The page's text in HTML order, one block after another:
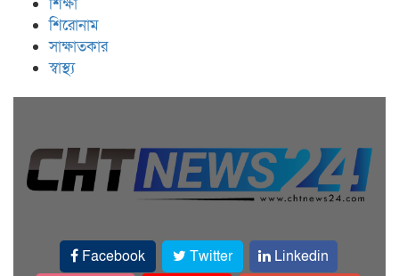
শিরোনাম
সাক্ষাতকার
স্বাস্থ্য
Facebook Twitter Linkedin